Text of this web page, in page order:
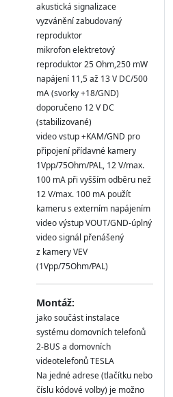
akustická signalizace
vyzvánění zabudovaný
reproduktor
mikrofon elektretový
reproduktor 25 Ohm,250 mW
napájení 11,5 až 13 V DC/500
mA (svorky +18/GND)
doporučeno 12 V DC
(stabilizované)
video vstup +KAM/GND pro
připojení přídavné kamery
1Vpp/75Ohm/PAL, 12 V/max.
100 mA při vyšším odběru než
12 V/max. 100 mA použít
kameru s externím napájením
video výstup VOUT/GND-úplný
video signál přenášený
z kamery VEV
(1Vpp/75Ohm/PAL)
Montáž:
jako součást instalace
systému domovních telefonů
2-BUS a domovních
videotelefonů TESLA
Na jedné adrese (tlačítku nebo
číslu kódové volby) je možno